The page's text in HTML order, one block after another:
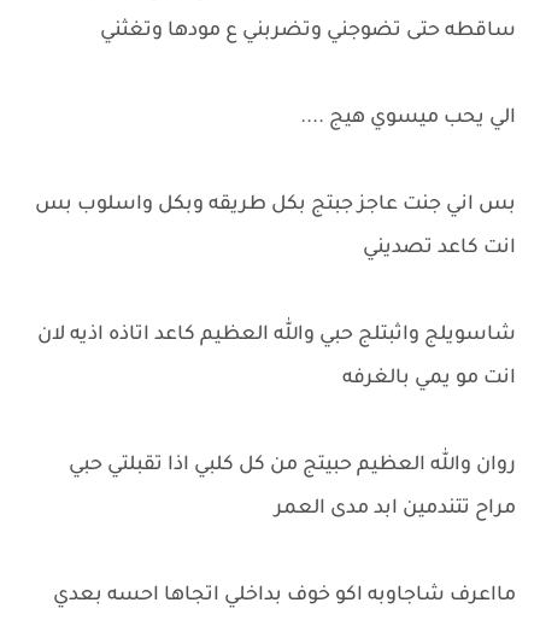
ساقطه حتى تضوجني وتضربني ع مودها وتغثني
الي يحب ميسوي هيج ....
بس اني جنت عاجز جبتج بكل طريقه وبكل واسلوب بس
انت كاعد تصديني
شاسويلج واثبتلج حبي والله العظيم كاعد اتاذه اذيه لان
انت مو يمي بالغرفه
روان والله العظيم حبيتج من كل كلبي اذا تقبلتي حبي
مراح تتندمين ابد مدى العمر
مااعرف شاجاوبه اكو خوف بداخلي اتجاها احسه بعدي